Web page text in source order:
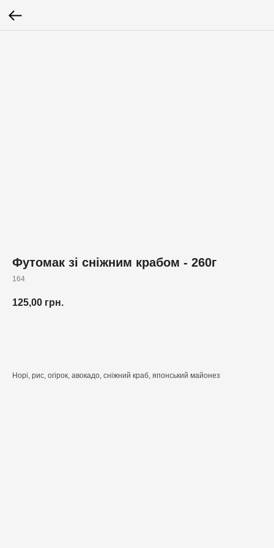
Футомак зі сніжним крабом - 260г
164
125,00 грн.
Норі, рис, огірок, авокадо, сніжний краб, японський майонез